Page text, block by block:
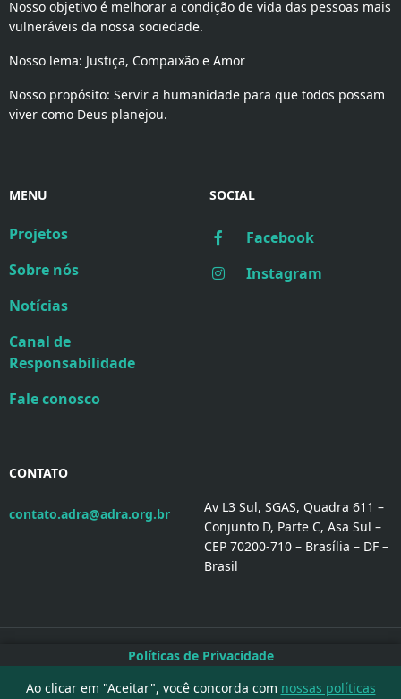
Nosso objetivo é melhorar a condição de vida das pessoas mais
vulneráveis da nossa sociedade.
Nosso lema: Justiça, Compaixão e Amor
Nosso propósito: Servir a humanidade para que todos possam
viver como Deus planejou.
MENU
Projetos
Sobre nós
Notícias
Canal de
Responsabilidade
Fale conosco
SOCIAL
Facebook
Instagram
CONTATO
contato.adra@adra.org.br
Av L3 Sul, SGAS, Quadra 611 –
Conjunto D, Parte C, Asa Sul –
CEP 70200-710 – Brasília – DF –
Brasil
Políticas de Privacidade
Políticas ADRA Brasil
Ao clicar em "Aceitar", você concorda com nossas políticas